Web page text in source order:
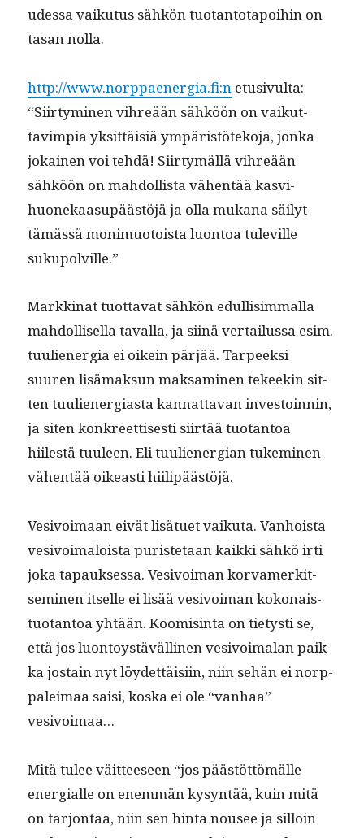
udessa vaiku­tus sähkön tuotan­to­tapoi­hin on
tasan nolla.
http://www.norppaenergia.fi:n etu­sivul­ta:
“Siir­tymi­nen vihreään sähköön on vaikut­
tavimpia yksit­täisiä ympäristöteko­ja, jon­ka
jokainen voi tehdä! Siir­tymäl­lä vihreään
sähköön on mah­dol­lista vähen­tää kasvi­
huonekaa­supäästöjä ja olla mukana säi­lyt­
tämässä mon­imuo­toista luon­toa tuleville
sukupolville.”
Markki­nat tuot­ta­vat sähkön edullisim­mal­la
mah­dol­lisel­la taval­la, ja siinä ver­tailus­sa esim.
tuuliener­gia ei oikein pär­jää. Tarpeek­si
suuren lisä­mak­sun mak­sami­nen tekeekin sit­
ten tuuliener­gias­ta kan­nat­ta­van investoin­nin,
ja siten konkreet­tis­es­ti siirtää tuotan­toa
hiilestä tuuleen. Eli tuuliener­gian tukem­i­nen
vähen­tää oikeasti hiilipäästöjä.
Vesivoimaan eivät lisätuet vaiku­ta. Van­hoista
vesivoimaloista puris­te­taan kaik­ki sähkö irti
joka tapauk­ses­sa. Vesivoiman kor­vamerk­it­
sem­i­nen itselle ei lisää vesivoiman kokon­ais­
tuotan­toa yhtään. Koomis­in­ta on tietysti se,
että jos luon­toys­tävälli­nen vesivoimalan paik­
ka jostain nyt löy­det­täisi­in, niin sehän ei norp­
paleimaa saisi, kos­ka ei ole “van­haa”
vesivoimaa…
Mitä tulee väit­teeseen “jos päästöt­tömälle
ener­gialle on enem­män kysyn­tää, kuin mitä
on tar­jon­taa, niin sen hin­ta nousee ja sil­loin